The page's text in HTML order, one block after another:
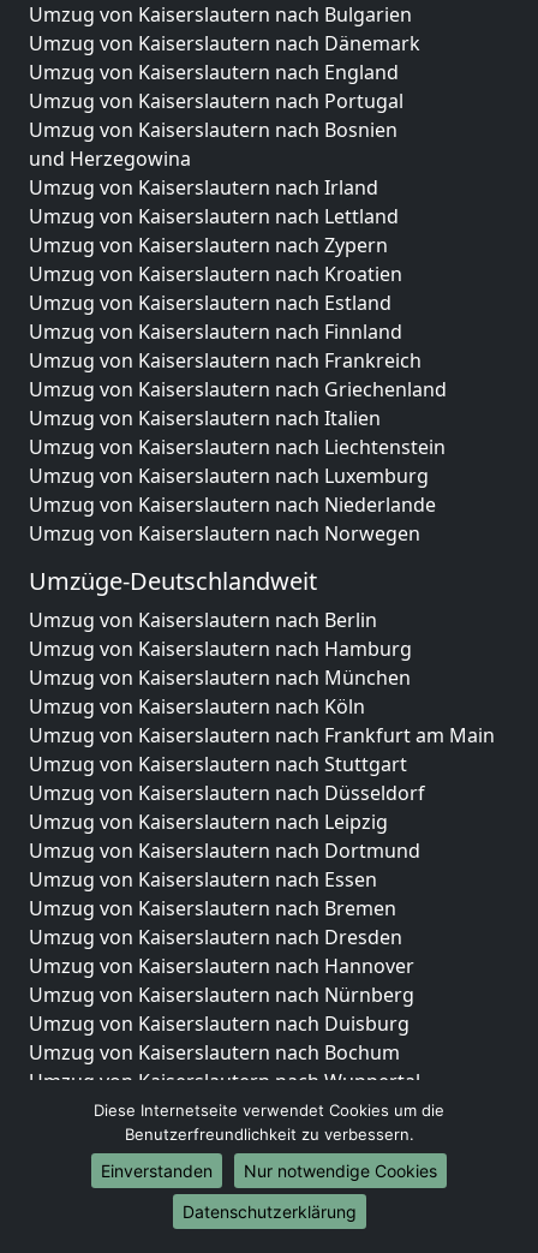
Umzug von Kaiserslautern nach Bulgarien
Umzug von Kaiserslautern nach Dänemark
Umzug von Kaiserslautern nach England
Umzug von Kaiserslautern nach Portugal
Umzug von Kaiserslautern nach Bosnien
und Herzegowina
Umzug von Kaiserslautern nach Irland
Umzug von Kaiserslautern nach Lettland
Umzug von Kaiserslautern nach Zypern
Umzug von Kaiserslautern nach Kroatien
Umzug von Kaiserslautern nach Estland
Umzug von Kaiserslautern nach Finnland
Umzug von Kaiserslautern nach Frankreich
Umzug von Kaiserslautern nach Griechenland
Umzug von Kaiserslautern nach Italien
Umzug von Kaiserslautern nach Liechtenstein
Umzug von Kaiserslautern nach Luxemburg
Umzug von Kaiserslautern nach Niederlande
Umzug von Kaiserslautern nach Norwegen
Umzüge-Deutschlandweit
Umzug von Kaiserslautern nach Berlin
Umzug von Kaiserslautern nach Hamburg
Umzug von Kaiserslautern nach München
Umzug von Kaiserslautern nach Köln
Umzug von Kaiserslautern nach Frankfurt am Main
Umzug von Kaiserslautern nach Stuttgart
Umzug von Kaiserslautern nach Düsseldorf
Umzug von Kaiserslautern nach Leipzig
Umzug von Kaiserslautern nach Dortmund
Umzug von Kaiserslautern nach Essen
Umzug von Kaiserslautern nach Bremen
Umzug von Kaiserslautern nach Dresden
Umzug von Kaiserslautern nach Hannover
Umzug von Kaiserslautern nach Nürnberg
Umzug von Kaiserslautern nach Duisburg
Umzug von Kaiserslautern nach Bochum
Umzug von Kaiserslautern nach Wuppertal
Umzug von Kaiserslautern nach Bielefeld
Umzug von Kaiserslautern nach Bonn
Umzug von Kaiserslautern nach Münster
Internationale-Umzüge
Diese Internetseite verwendet Cookies um die
Benutzerfreundlichkeit zu verbessern.
Einverstanden
Nur notwendige Cookies
Datenschutzerklärung